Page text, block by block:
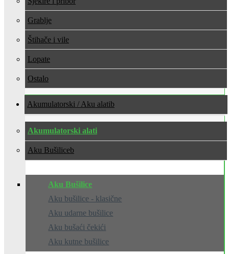
Grablje
Štihače i vile
Lopate
Ostalo
Akumulatorski / Aku alati
Akumulatorski alati
Aku Bušilice
Aku Bušilice
Aku bušilice - klasične
Aku udarne bušilice
Aku bušaći čekići
Aku kutne bušilice